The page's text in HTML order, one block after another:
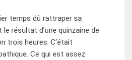
temps dû rattraper sa
le résultat d’une quinzaine de
trois heures. C’était
Ce qui est assez